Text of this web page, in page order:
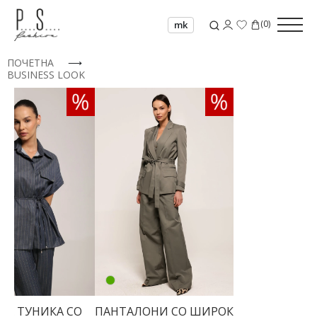
mk (0)
ПОЧЕТНА
⟶
BUSINESS LOOK
ТУНИКА СО
ПАНТАЛОНИ СО ШИРОК